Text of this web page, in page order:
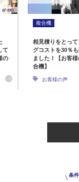
て
の
複合機
相見積りをとっ
グコストを30％
ました！【お客
合機】
お客様の声
条